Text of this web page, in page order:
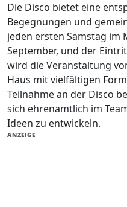
Die Disco bietet eine
Begegnungen und
jeden ersten Samstag im
September, und der
wird die Veranstaltung
Haus mit vielfältigen
Teilnahme an der Disco
sich ehrenamtlich im
Ideen zu entwickeln.
ANZEIGE